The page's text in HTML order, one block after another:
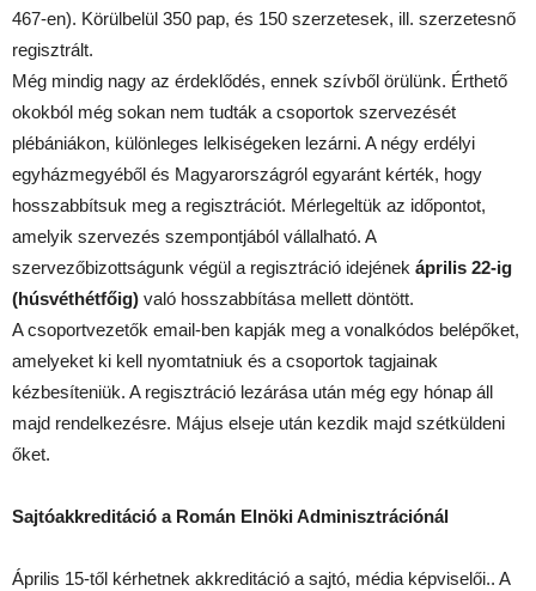
467-en). Körülbelül 350 pap, és 150 szerzetesek, ill. szerzetesnő
regisztrált.
Még mindig nagy az érdeklődés, ennek szívből örülünk. Érthető
okokból még sokan nem tudták a csoportok szervezését
plébániákon, különleges lelkiségeken lezárni. A négy erdélyi
egyházmegyéből és Magyarországról egyaránt kérték, hogy
hosszabbítsuk meg a regisztrációt. Mérlegeltük az időpontot,
amelyik szervezés szempontjából vállalható. A
szervezőbizottságunk végül a regisztráció idejének április 22-ig
(húsvéthétfőig) való hosszabbítása mellett döntött.
A csoportvezetők email-ben kapják meg a vonalkódos belépőket,
amelyeket ki kell nyomtatniuk és a csoportok tagjainak
kézbesíteniük. A regisztráció lezárása után még egy hónap áll
majd rendelkezésre. Május elseje után kezdik majd szétküldeni
őket.
Sajtóakkreditáció a Román Elnöki Adminisztrációnál
Április 15-től kérhetnek akkreditáció a sajtó, média képviselői.. A